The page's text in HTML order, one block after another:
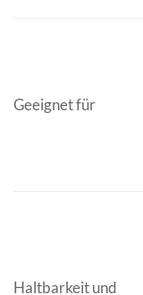
Geeignet für
Haltbarkeit und